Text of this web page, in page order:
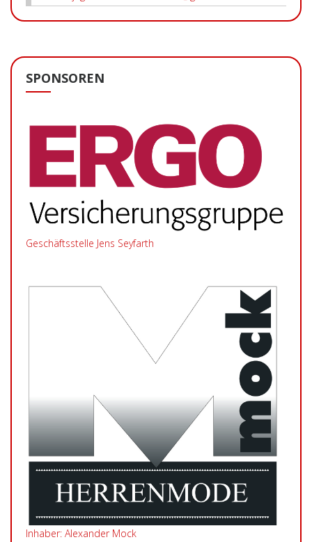
SPONSOREN
Geschäftsstelle Jens Seyfarth
Inhaber: Alexander Mock